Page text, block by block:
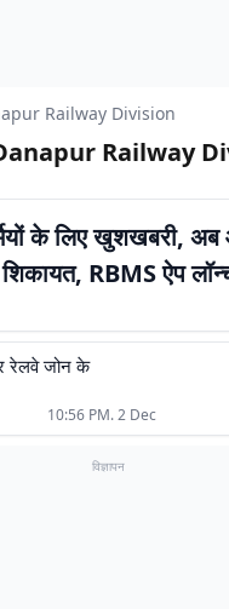
Railway Division
Railway
के लिए खुशखबरी, अब
शिकायत, RBMS ऐप
रेलवे जोन के
10:56 PM. 2 Dec
विज्ञापन